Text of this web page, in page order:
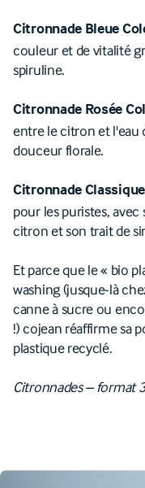
Citronnade Bleue
couleur et de vitalité
spiruline.
Citronnade Rosée
entre le citron et l'eau
douceur florale.
Citronnade
pour les puristes,
citron et son trait de
Et parce que le « bio
washing (jusque-là
canne à sucre ou
!) cojean réaffirme sa
plastique recyclé.
Citronnades – format